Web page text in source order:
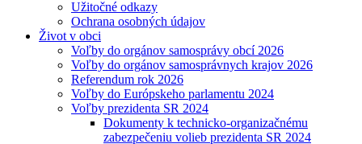
Užitočné odkazy
Ochrana osobných údajov
Život v obci
Voľby do orgánov samosprávy obcí 2026
Voľby do orgánov samosprávnych krajov 2026
Referendum rok 2026
Voľby do Európskeho parlamentu 2024
Voľby prezidenta SR 2024
Dokumenty k technicko-organizačnému
zabezpečeniu volieb prezidenta SR 2024